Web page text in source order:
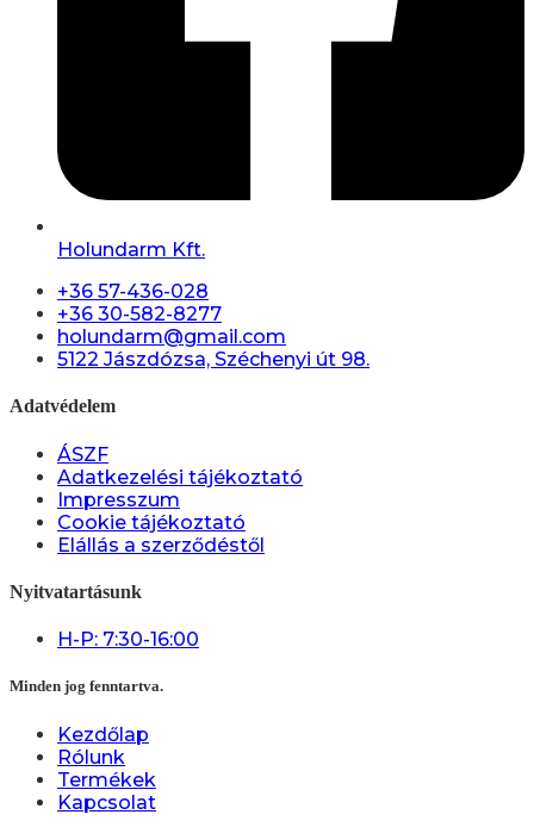
Holundarm Kft.
+36 57-436-028
+36 30-582-8277
holundarm@gmail.com
5122 Jászdózsa, Széchenyi út 98.
Adatvédelem
ÁSZF
Adatkezelési tájékoztató
Impresszum
Cookie tájékoztató
Elállás a szerződéstől
Nyitvatartásunk
H-P: 7:30-16:00
Minden jog fenntartva.
Kezdőlap
Rólunk
Termékek
Kapcsolat